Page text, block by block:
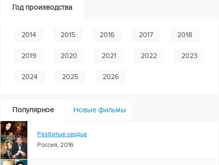
Год производства
2014 2015 2016 2017 2018
2019 2020 2021 2022 2023
2024 2025 2026
Популярное Новые фильмы
Разбитые сердца
Россия, 2016